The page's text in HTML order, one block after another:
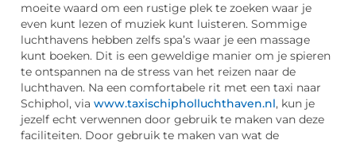
moeite waard om een rustige plek te zoeken waar je
even kunt lezen of muziek kunt luisteren. Sommige
luchthavens hebben zelfs spa’s waar je een massage
kunt boeken. Dit is een geweldige manier om je spieren
te ontspannen na de stress van het reizen naar de
luchthaven. Na een comfortabele rit met een taxi naar
Schiphol, via www.taxischipholluchthaven.nl, kun je
jezelf echt verwennen door gebruik te maken van deze
faciliteiten. Door gebruik te maken van wat de